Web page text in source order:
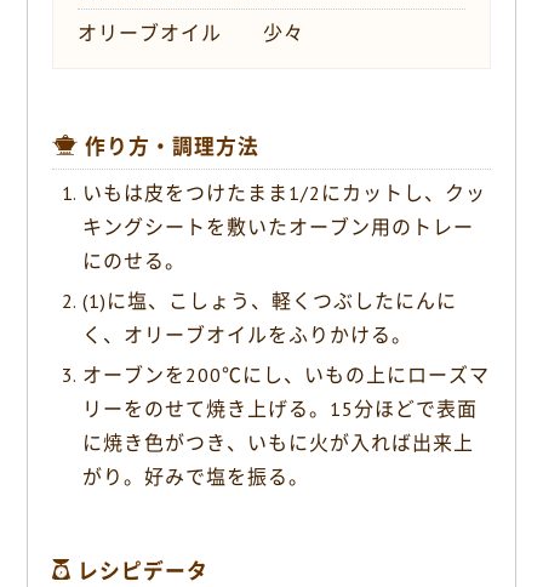
オリーブオイル 少々
作り方・調理方法
いもは皮をつけたまま1/2にカットし、クッ
キングシートを敷いたオーブン用のトレー
にのせる。
(1)に塩、こしょう、軽くつぶしたにんに
く、オリーブオイルをふりかける。
オーブンを200℃にし、いもの上にローズマ
リーをのせて焼き上げる。15分ほどで表面
に焼き色がつき、いもに火が入れば出来上
がり。好みで塩を振る。
レシピデータ